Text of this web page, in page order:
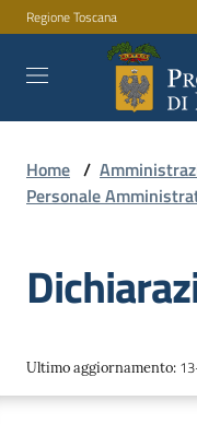
Vai al contenuto
Vai alla navigazione
Vai al footer
Regione Toscana
Amministrazione
Servizi
Novità
Home /
Personale
Ultimo aggiornamento: